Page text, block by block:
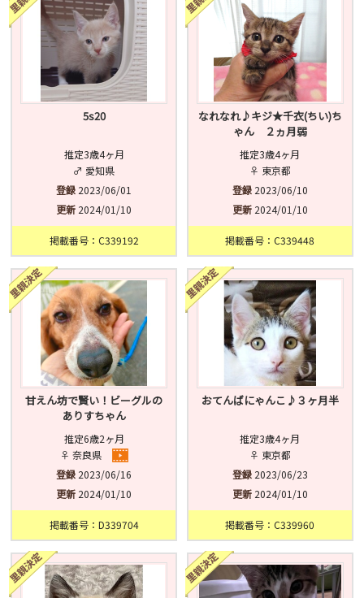
5s20
推定3歳4ヶ月
♂ 愛知県
登録 2023/06/01
更新 2024/01/10
掲載番号：C339192
なれなれ♪キジ★千衣(ちい)ち
ゃん ２ヵ月弱
推定3歳4ヶ月
♀ 東京都
登録2023/06/10
更新2024/01/10
掲載番号：C339448
甘えん坊で賢い！ビーグルの
ありすちゃん
推定6歳2ヶ月
♀ 奈良県
登録 2023/06/16
更新 2024/01/10
掲載番号：D339704
おてんばにゃんこ♪３ヶ月半
推定3歳4ヶ月
♀ 東京都
登録2023/06/23
更新2024/01/10
掲載番号：C339960